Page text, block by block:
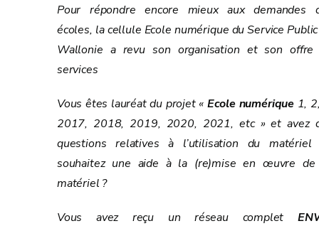
Pour répondre encore mieux aux demandes
écoles, la cellule Ecole numérique du Service
Wallonie a revu son organisation et son offre
services
Vous êtes lauréat du projet « Ecole numérique1,
2017, 2018, 2019, 2020, 2021, etc » et avez
questions relatives à l’utilisation du matériel
souhaitez une aide à la (re)mise en œuvre de
matériel ?
Vous avez reçu un réseau complet